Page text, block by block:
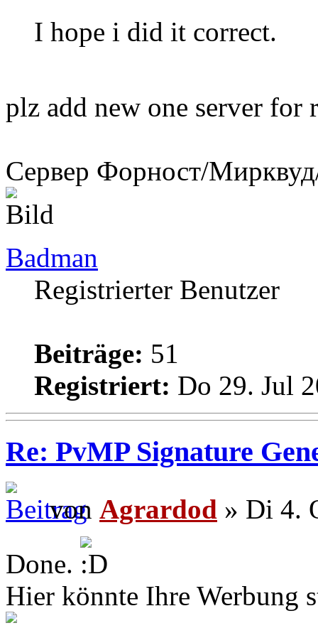
I hope i did it correct.
plz add new one server for
Сервер Форност/
Badman
Registrierter Benutzer
Beiträge: 51
Registriert: Do 29. Jul
Re: PvMP Signature
von Agrardod » Di 4.
Done.
Hier könnte Ihre Werbung